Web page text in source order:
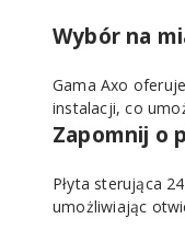
Wybór na
Gama Axo
instalacji, co
Zapomnij o
Płyta sterująca
umożliwiając